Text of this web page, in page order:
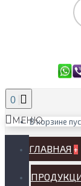
0
В корзине
МЕНЮ
ГЛАВНАЯ +